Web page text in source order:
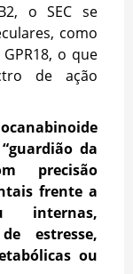
o SEC se
como
GPR18, o que
de ação
da
precisão
frente a
internas,
estresse,
ou